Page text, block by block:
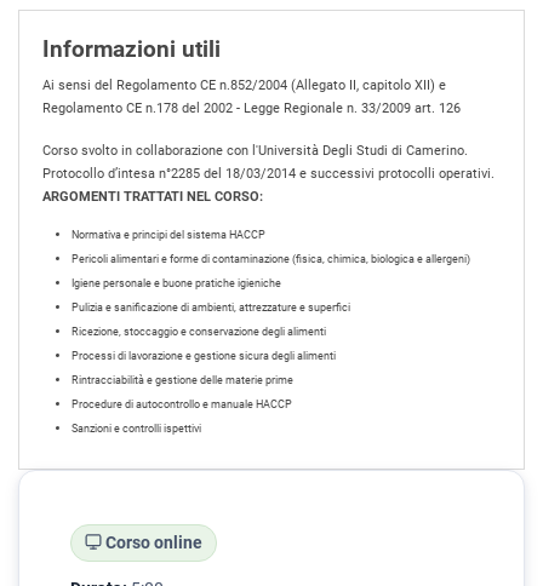
Informazioni utili
Ai sensi del Regolamento CE n.852/2004 (Allegato II, capitolo XII) e
Regolamento CE n.178 del 2002 - Legge Regionale n. 33/2009 art. 126
Corso svolto in collaborazione con l'Università Degli Studi di Camerino.
Protocollo d’intesa n°2285 del 18/03/2014 e successivi protocolli operativi.
ARGOMENTI TRATTATI NEL CORSO:
Normativa e principi del sistema HACCP
Pericoli alimentari e forme di contaminazione (fisica, chimica, biologica e allergeni)
Igiene personale e buone pratiche igieniche
Pulizia e sanificazione di ambienti, attrezzature e superfici
Ricezione, stoccaggio e conservazione degli alimenti
Processi di lavorazione e gestione sicura degli alimenti
Rintracciabilità e gestione delle materie prime
Procedure di autocontrollo e manuale HACCP
Sanzioni e controlli ispettivi
Corso online